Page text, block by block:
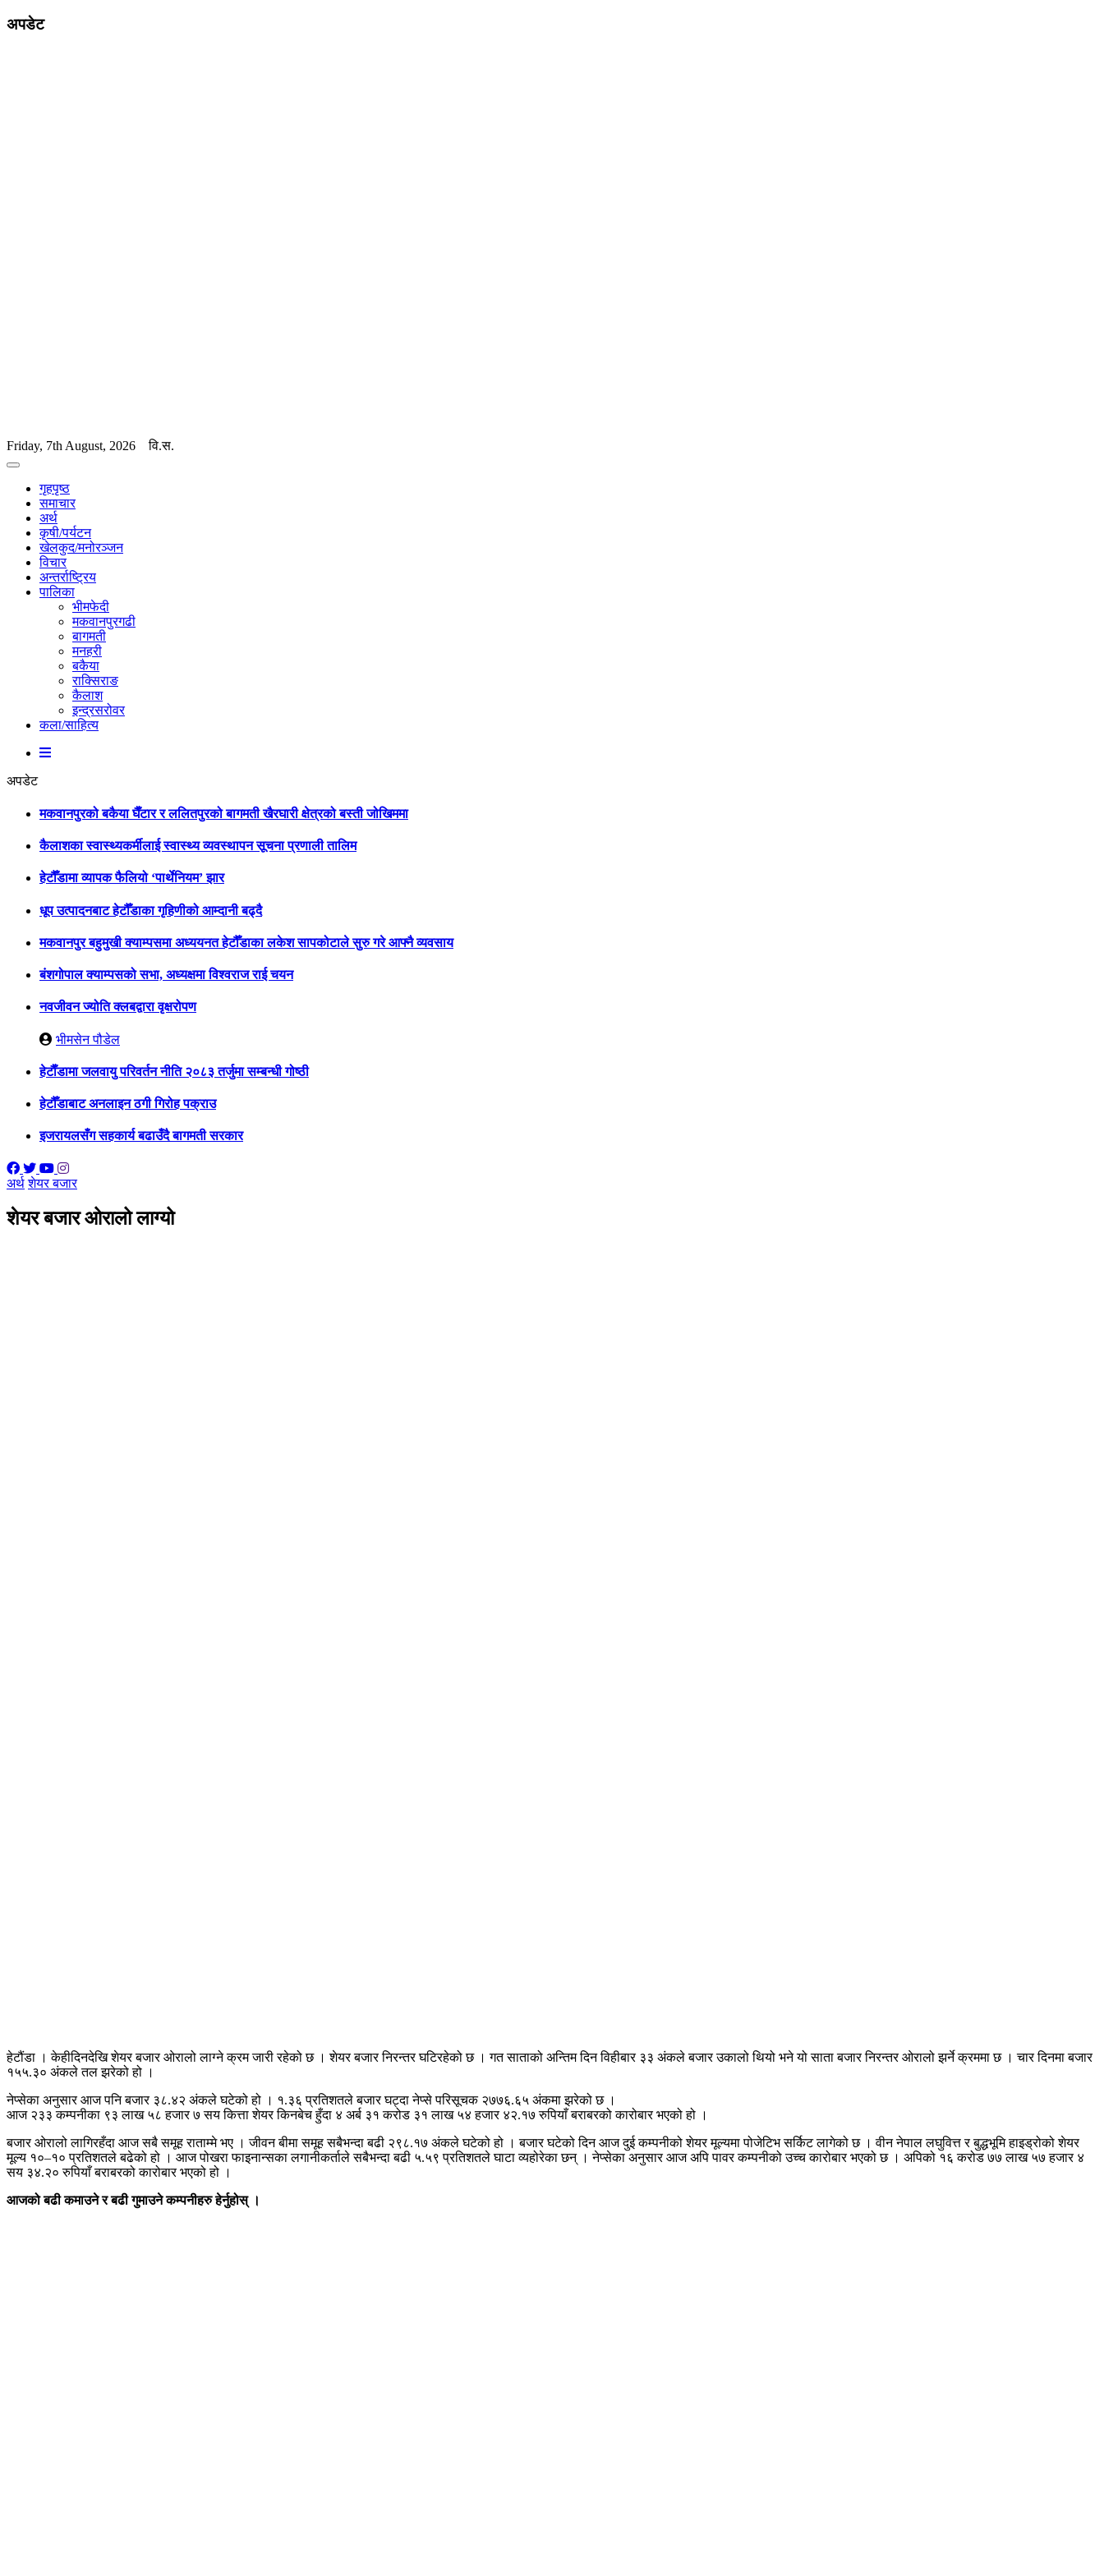
अपडेट
Friday, 7th August, 2026 वि.स.
गृहपृष्ठ
समाचार
अर्थ
कृषी/पर्यटन
खेलकुद/मनोरञ्जन
विचार
अन्तर्राष्ट्रिय
पालिका
भीमफेदी
मकवानपुरगढी
बागमती
मनहरी
बकैया
राक्सिराङ
कैलाश
इन्द्रसरोवर
कला/साहित्य
अपडेट
मकवानपुरको बकैया घैँटार र ललितपुरको बागमती खैरघारी क्षेत्रको बस्ती जोखिममा
कैलाशका स्वास्थ्यकर्मीलाई स्वास्थ्य व्यवस्थापन सूचना प्रणाली तालिम
हेटौँडामा व्यापक फैलियो ‘पार्थेनियम’ झार
धूप उत्पादनबाट हेटौँडाका गृहिणीको आम्दानी बढ्दै
मकवानपुर बहुमुखी क्याम्पसमा अध्ययनत हेटौँडाका लकेश सापकोटाले सुरु गरे आफ्नै व्यवसाय
बंशगोपाल क्याम्पसको सभा, अध्यक्षमा विश्वराज राई चयन
नवजीवन ज्योति क्लबद्वारा वृक्षरोपण
भीमसेन पौडेल
हेटाैँडामा जलवायु परिवर्तन नीति २०८३ तर्जुमा सम्बन्धी गोष्ठी
हेटौँडाबाट अनलाइन ठगी गिरोह पक्राउ
इजरायलसँग सहकार्य बढाउँदै बागमती सरकार
अर्थ शेयर बजार
शेयर बजार ओरालो लाग्यो
हेटौंडा । केहीदिनदेखि शेयर बजार ओरालो लाग्ने क्रम जारी रहेको छ । शेयर बजार निरन्तर घटिरहेको छ । गत साताको अन्तिम दिन विहीबार ३३ अंकले बजार उकालो थियो भने यो साता बजार निरन्तर ओरालो झर्ने क्रममा छ । चार दिनमा बजार
१५५.३० अंकले तल झरेको हो ।
नेप्सेका अनुसार आज पनि बजार ३८.४२ अंकले घटेको हो । १.३६ प्रतिशतले बजार घट्दा नेप्से परिसूचक २७७६.६५ अंकमा झरेको छ ।
आज २३३ कम्पनीका ९३ लाख ५८ हजार ७ सय कित्ता शेयर किनबेच हुँदा ४ अर्ब ३१ करोड ३१ लाख ५४ हजार ४२.१७ रुपियाँ बराबरको कारोबार भएको हो ।
बजार ओरालो लागिरहँदा आज सबै समूह राताम्मे भए । जीवन बीमा समूह सबैभन्दा बढी २९८.१७ अंकले घटेको हो । बजार घटेको दिन आज दुई कम्पनीको शेयर मूल्यमा पोजेटिभ सर्किट लागेको छ । वीन नेपाल लघुवित्त र बुद्धभूमि हाइड्रोको शेयर
मूल्य १०–१० प्रतिशतले बढेको हो । आज पोखरा फाइनान्सका लगानीकर्ताले सबैभन्दा बढी ५.५९ प्रतिशतले घाटा व्यहोरेका छन् । नेप्सेका अनुसार आज अपि पावर कम्पनीको उच्च कारोबार भएको छ । अपिको १६ करोड ७७ लाख ५७ हजार ४
सय ३४.२० रुपियाँ बराबरको कारोबार भएको हो ।
आजको बढी कमाउने र बढी गुमाउने कम्पनीहरु हेर्नुहोस् ।